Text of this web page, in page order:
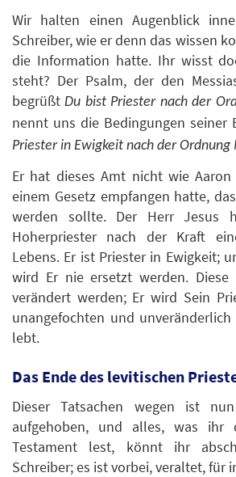
Wir halten einen Augenblick
Schreiber, wie er denn das wissen
die Information hatte. Ihr wisst
steht? Der Psalm, der den
begrüßtDu bist Priester nach der
nennt uns die Bedingungen seiner
Priester in Ewigkeit nach der Ordnung
Er hat dieses Amt nicht wie
einem Gesetz empfangen hatte,
werden sollte. Der Herr Jesus
Hoherpriester nach der Kraft
Lebens. Er ist Priester in Ewigkeit;
wird Er nie ersetzt werden.
verändert werden; Er wird Sein
unangefochten und
lebt.
Das Ende des levitischen
Dieser Tatsachen wegen ist
aufgehoben, und alles, was ihr
Testament lest, könnt ihr
Schreiber; es ist vorbei, veraltet, für